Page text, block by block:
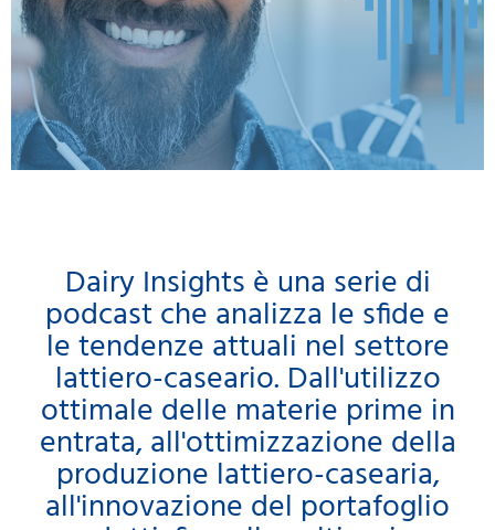
Dairy Insights è una serie di
podcast che analizza le sfide e
le tendenze attuali nel settore
lattiero-caseario. Dall'utilizzo
ottimale delle materie prime in
entrata, all'ottimizzazione della
produzione lattiero-casearia,
all'innovazione del portafoglio